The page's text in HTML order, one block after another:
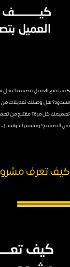
كيف تقنع العميل بتصميمك هل
مسدود؟ هل وصلتك تعديلات من
تصميمك كل مرة؟ مقتنع من
في التصميم؟ وتستمر
كيف تعرف